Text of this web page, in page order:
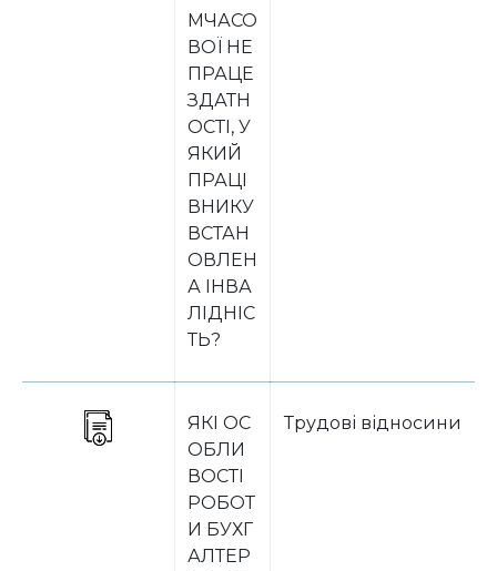
МЧАСО
ВОЇ НЕ
ПРАЦЕ
ЗДАТН
ОСТІ, У
ЯКИЙ
ПРАЦІ
ВНИКУ
ВСТАН
ОВЛЕН
А ІНВА
ЛІДНІС
ТЬ?
ЯКІ ОС
ОБЛИ
ВОСТІ
РОБОТ
И БУХГ
АЛТЕР
Трудові відносини